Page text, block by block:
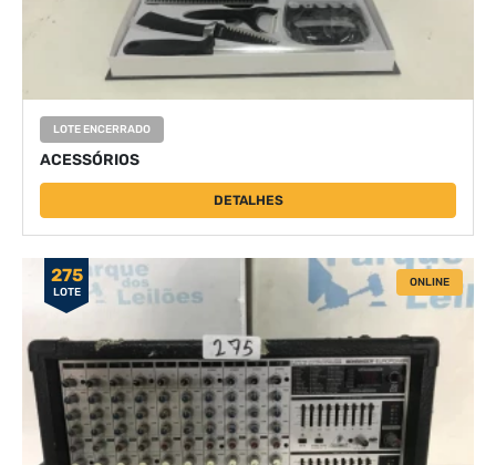
LOTE ENCERRADO
ACESSÓRIOS
DETALHES
275
LOTE
ONLINE